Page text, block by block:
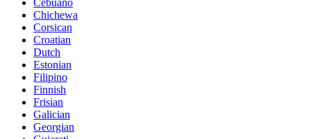
Chichewa
Corsican
Croatian
Dutch
Estonian
Filipino
Finnish
Frisian
Galician
Georgian